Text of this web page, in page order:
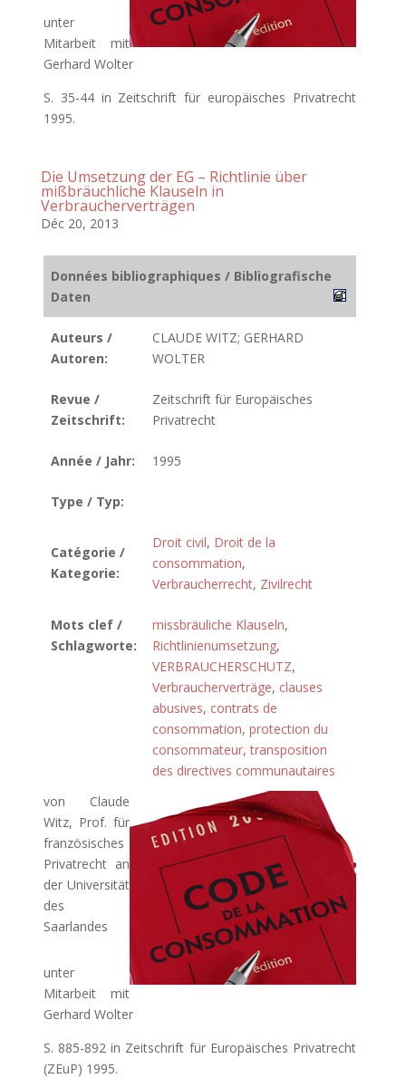
unter
Mitarbeit mit
Gerhard Wolter
S. 35-44 in Zeitschrift für europäisches Privatrecht
1995.
Die Umsetzung der EG – Richtlinie über
mißbräuchliche Klauseln in
Verbraucherverträgen
Déc 20, 2013
Données bibliographiques / Bibliografische
Daten
Auteurs /
Autoren:
CLAUDE WITZ; GERHARD
WOLTER
Revue /
Zeitschrift:
Zeitschrift für Europäisches
Privatrecht
Année / Jahr: 1995
Type / Typ:
Catégorie /
Kategorie:
Droit civil, Droit de la
consommation,
Verbraucherrecht, Zivilrecht
Mots clef /
Schlagworte:
missbräuliche Klauseln,
Richtlinienumsetzung,
VERBRAUCHERSCHUTZ,
Verbraucherverträge, clauses
abusives, contrats de
consommation, protection du
consommateur,transposition
des directives communautaires
von Claude
Witz, Prof. für
französisches
Privatrecht an
der Universität
des
Saarlandes
unter
Mitarbeit mit
Gerhard Wolter
S. 885-892 in Zeitschrift für Europäisches Privatrecht
(ZEuP) 1995.